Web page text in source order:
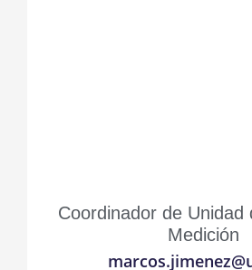
Coordinador de Unidad
Medición